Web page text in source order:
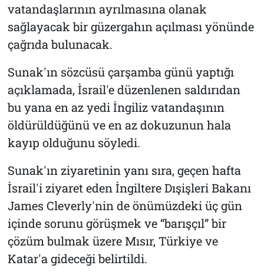
vatandaşlarının ayrılmasına olanak
sağlayacak bir güzergahın açılması yönünde
çağrıda bulunacak.
Sunak'ın sözcüsü çarşamba günü yaptığı
açıklamada, İsrail'e düzenlenen saldırıdan
bu yana en az yedi İngiliz vatandaşının
öldürüldüğünü ve en az dokuzunun hala
kayıp olduğunu söyledi.
Sunak'ın ziyaretinin yanı sıra, geçen hafta
İsrail'i ziyaret eden İngiltere Dışişleri Bakanı
James Cleverly'nin de önümüzdeki üç gün
içinde sorunu görüşmek ve “barışçıl” bir
çözüm bulmak üzere Mısır, Türkiye ve
Katar'a gideceği belirtildi.